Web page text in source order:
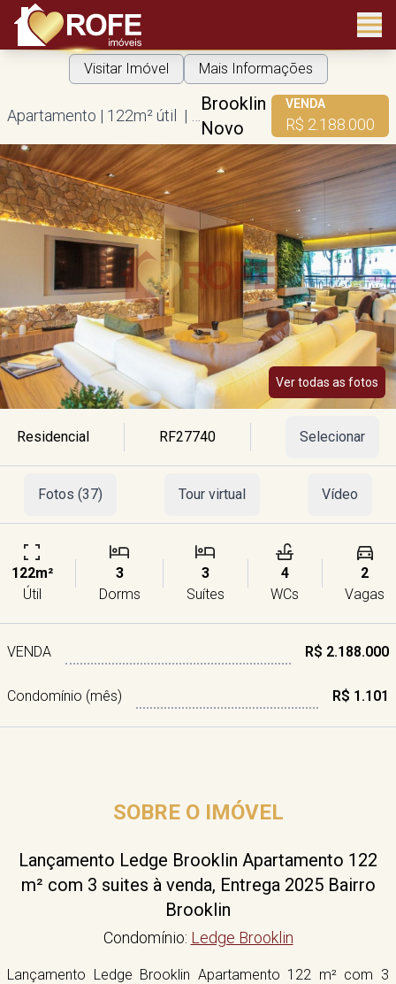
Brooklin
Novo
VENDA
R$ 2.188.000
Visitar Imóvel Mais Informações
Ver todas as fotos
Residencial RF27740 Selecionar
Fotos (37) Tour virtual Vídeo
122m²
Útil
3
Dorms
3
Suítes
4
WCs
2
Vagas
VENDA R$ 2.188.000
Condomínio (mês) R$ 1.101
SOBRE O IMÓVEL
Lançamento Ledge Brooklin Apartamento 122
m² com 3 suites à venda, Entrega 2025 Bairro
Brooklin
Condomínio: Ledge Brooklin
Lançamento Ledge Brooklin Apartamento 122 m² com 3